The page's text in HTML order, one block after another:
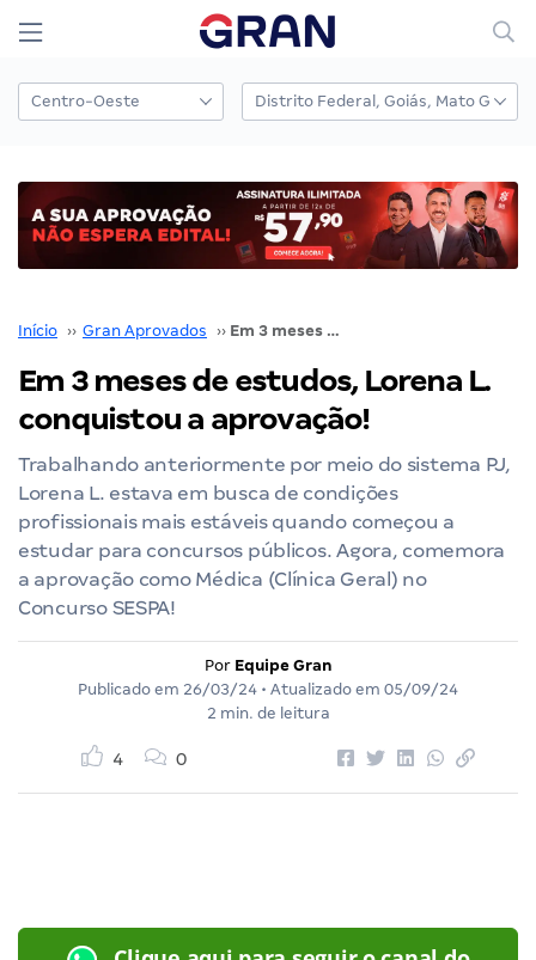
Início ›› Gran Aprovados ›› Em 3 meses de estudos, Lorena L. conquistou a aprovação!
Em 3 meses de estudos, Lorena L.
conquistou a aprovação!
Trabalhando anteriormente por meio do sistema PJ,
Lorena L. estava em busca de condições
profissionais mais estáveis quando começou a
estudar para concursos públicos. Agora, comemora
a aprovação como Médica (Clínica Geral) no
Concurso SESPA!
Por Equipe Gran
Publicado em 26/03/24 • Atualizado em 05/09/24
2 min. de leitura
4 0